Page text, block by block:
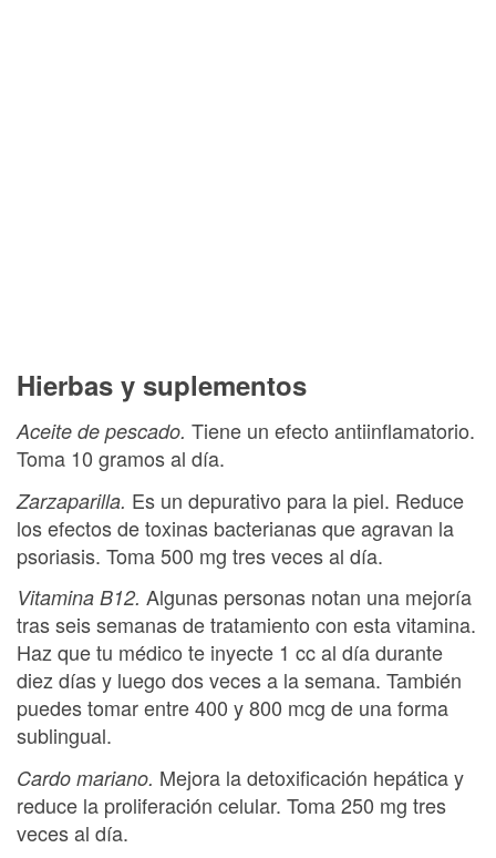
Hierbas y suplementos
Aceite de pescado. Tiene un efecto antiinflamatorio.
Toma 10 gramos al día.
Zarzaparilla. Es un depurativo para la piel. Reduce
los efectos de toxinas bacterianas que agravan la
psoriasis. Toma 500 mg tres veces al día.
Vitamina B12. Algunas personas notan una mejoría
tras seis semanas de tratamiento con esta vitamina.
Haz que tu médico te inyecte 1 cc al día durante
diez días y luego dos veces a la semana. También
puedes tomar entre 400 y 800 mcg de una forma
sublingual.
Cardo mariano. Mejora la detoxificación hepática y
reduce la proliferación celular. Toma 250 mg tres
veces al día.